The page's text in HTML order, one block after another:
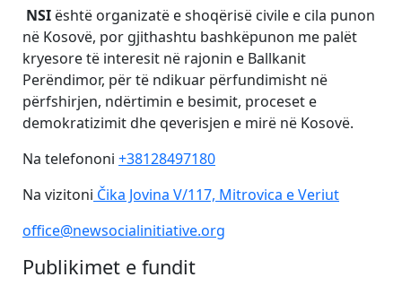
NSI është organizatë e shoqërisë civile e cila punon
në Kosovë, por gjithashtu bashkëpunon me palët
kryesore të interesit në rajonin e Ballkanit
Perëndimor, për të ndikuar përfundimisht në
përfshirjen, ndërtimin e besimit, proceset e
demokratizimit dhe qeverisjen e mirë në Kosovë.
Na telefononi +38128497180
Na vizitoni Čika Jovina V/117, Mitrovica e Veriut
office@newsocialinitiative.org
Publikimet e fundit